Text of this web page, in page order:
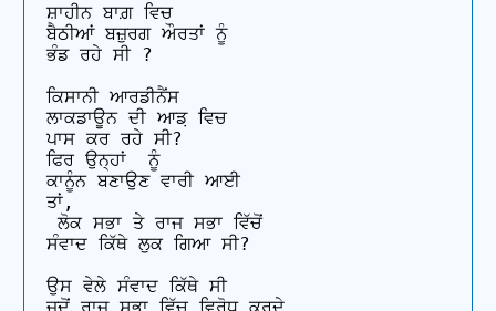
ਸ਼ਾਹੀਨ ਬਾਗ਼ ਵਿਚ
ਬੈਠੀਆਂ ਬਜ਼ੁਰਗ ਔਰਤਾਂ ਨੂੰ
ਭੰਡ ਰਹੇ ਸੀ ?
ਕਿਸਾਨੀ ਆਰਡੀਨੈਂਸ
ਲਾਕਡਾਊਨ ਦੀ ਆਡ਼ ਵਿਚ
ਪਾਸ ਕਰ ਰਹੇ ਸੀ?
ਫਿਰ ਉਨ੍ਹਾਂ  ਨੂੰ
ਕਾਨੂੰਨ ਬਣਾਉਣ ਵਾਰੀ ਆਈ
ਤਾਂ,
ਲੋਕ ਸਭਾ ਤੇ ਰਾਜ ਸਭਾ ਵਿੱਚੋਂ
ਸੰਵਾਦ ਕਿੱਥੇ ਲੁਕ ਗਿਆ ਸੀ?
ਉਸ ਵੇਲੇ ਸੰਵਾਦ ਕਿੱਥੇ ਸੀ